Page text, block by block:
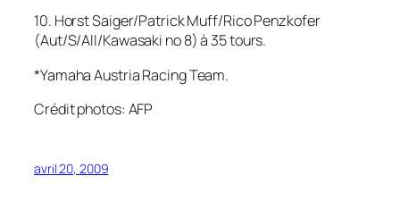
10. Horst Saiger/Patrick Muff/Rico Penzkofer
(Aut/S/All/Kawasaki no 8) à 35 tours.
*Yamaha Austria Racing Team.
Crédit photos: AFP
avril 20, 2009